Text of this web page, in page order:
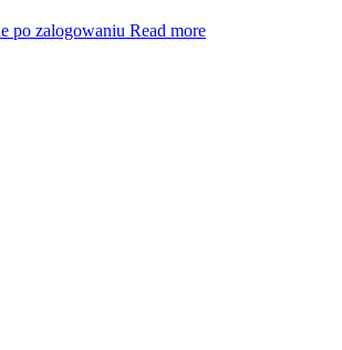
po zalogowaniu Read more